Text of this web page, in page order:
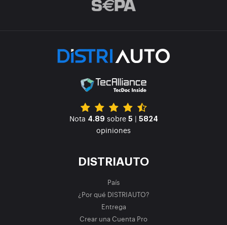
Nota 4.89 sobre 5 | 5824
opiniones
DISTRIAUTO
País
¿Por qué DISTRIAUTO?
Entrega
Crear una Cuenta Pro